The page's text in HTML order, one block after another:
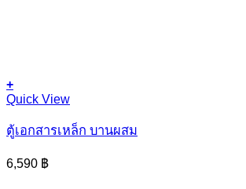
+
Quick View
ตู้เอกสารเหล็ก บานผสม
6,590 ฿